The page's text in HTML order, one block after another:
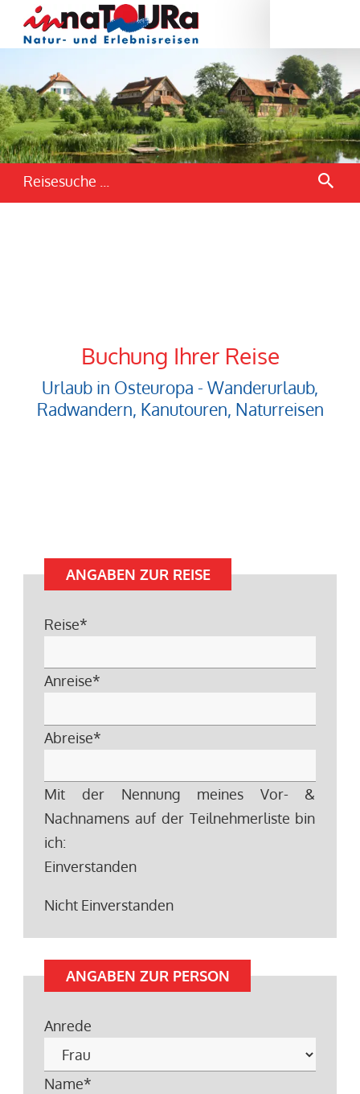
Reisesuche ...
Buchung Ihrer Reise
Urlaub in Osteuropa - Wanderurlaub,
Radwandern, Kanutouren, Naturreisen
ANGABEN ZUR REISE
Reise*
Anreise*
Abreise*
Mit der Nennung meines Vor- &
Nachnamens auf der Teilnehmerliste bin
ich:
Einverstanden
Nicht Einverstanden
ANGABEN ZUR PERSON
Anrede
Name*